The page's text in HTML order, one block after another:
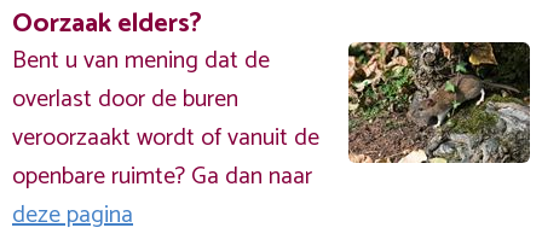
Oorzaak elders?
Bent u van mening dat de
overlast door de buren
veroorzaakt wordt of vanuit de
openbare ruimte? Ga dan naar
deze pagina